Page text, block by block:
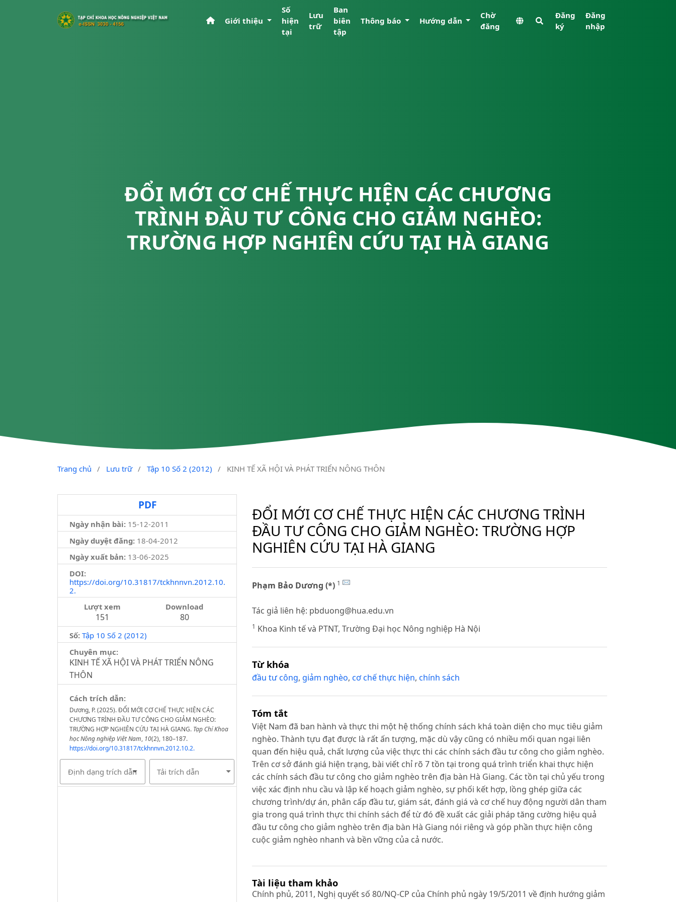
Giới thiệu
Số
hiện
tại
Lưu
trữ
Ban
biên
tập
Thông báo Hướng dẫn
Chờ
đăng
Đăng
ký
Đăng
nhập
ĐỔI MỚI CƠ CHẾ THỰC HIỆN CÁC CHƯƠNG
TRÌNH ĐẦU TƯ CÔNG CHO GIẢM NGHÈO:
TRƯỜNG HỢP NGHIÊN CỨU TẠI HÀ GIANG
Trang chủ / Lưu trữ / Tập 10 Số 2 (2012) / KINH TẾ XÃ HỘI VÀ PHÁT TRIỂN NÔNG THÔN
PDF
Ngày nhận bài: 15-12-2011
Ngày duyệt đăng:18-04-2012
Ngày xuất bản: 13-06-2025
DOI:
https://doi.org/10.31817/tckhnnvn.2012.10.
2.
Lượt xem
151
Download
80
Số: Tập 10 Số 2 (2012)
Chuyên mục:
KINH TẾ XÃ HỘI VÀ PHÁT TRIỂN NÔNG
THÔN
Cách trích dẫn:
Dương, P. (2025). ĐỔI MỚI CƠ CHẾ THỰC HIỆN CÁC
CHƯƠNG TRÌNH ĐẦU TƯ CÔNG CHO GIẢM NGHÈO:
TRƯỜNG HỢP NGHIÊN CỨU TẠI HÀ GIANG. Tạp Chí Khoa
học Nông nghiệp Việt Nam, 10(2), 180–187.
https://doi.org/10.31817/tckhnnvn.2012.10.2.
Định dạng trích dẫn Tải trích dẫn
ĐỔI MỚI CƠ CHẾ THỰC HIỆN CÁC CHƯƠNG TRÌNH
ĐẦU TƯ CÔNG CHO GIẢM NGHÈO: TRƯỜNG HỢP
NGHIÊN CỨU TẠI HÀ GIANG
Phạm Bảo Dương (*) 1
Tác giả liên hệ: pbduong@hua.edu.vn
1 Khoa Kinh tế và PTNT, Trường Đại học Nông nghiệp Hà Nội
Từ khóa
đầu tư công, giảm nghèo,cơ chế thực hiện,chính sách
Tóm tắt
Việt Nam đã ban hành và thực thi một hệ thống chính sách khá toàn diện cho mục tiêu giảm
nghèo. Thành tựu đạt được là rất ấn tượng, mặc dù vậy cũng có nhiều mối quan ngại liên
quan đến hiệu quả, chất lượng của việc thực thi các chính sách đầu tư công cho giảm nghèo.
Trên cơ sở đánh giá hiện trạng, bài viết chỉ rõ 7 tồn tại trong quá trình triển khai thực hiện
các chính sách đầu tư công cho giảm nghèo trên địa bàn Hà Giang. Các tồn tại chủ yếu trong
việc xác định nhu cầu và lập kế hoạch giảm nghèo, sự phối kết hợp, lồng ghép giữa các
chương trình/dự án, phân cấp đầu tư, giám sát, đánh giá và cơ chế huy động người dân tham
gia trong quá trình thực thi chính sách để từ đó đề xuất các giải pháp tăng cường hiệu quả
đầu tư công cho giảm nghèo trên địa bàn Hà Giang nói riêng và góp phần thực hiện công
cuộc giảm nghèo nhanh và bền vững của cả nước.
Tài liệu tham khảo
Chính phủ, 2011, Nghị quyết số 80/NQ-CP của Chính phủ ngày 19/5/2011 về định hướng giảm